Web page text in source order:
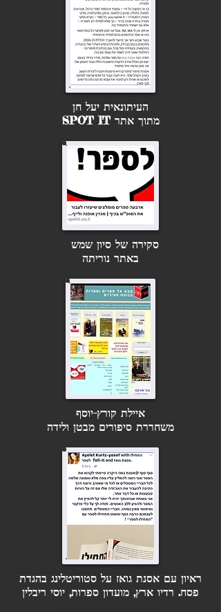
העיתונאית יעל חן
מתוך אתר SPOT IT
סקירה של סיון שמש
באתר נוריתה
איילת קורץ-יוסף
משחררת סיפורים מבטן ולידה
ראיון עם אסנת גואז על סטוריטלינג בהגדת
פסח. רדיו ארץ, מועדון ספרות, יוסי ריבלין